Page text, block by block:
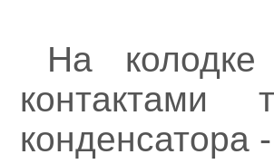
На
контактами
конденсатора